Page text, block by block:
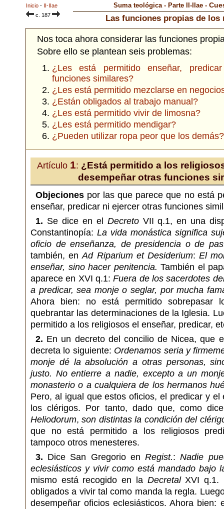
Inicio - II-IIae
c. 187
Suma teológica - Parte II-IIae -
Las funciones propias de los
Nos toca ahora considerar las funciones
Sobre ello se plantean seis problemas:
¿Les está permitido enseñar,
funciones similares?
¿Les está permitido mezclarse en
¿Están obligados al trabajo manual?
¿Les está permitido vivir de limosna?
¿Les está permitido mendigar?
¿Pueden utilizar ropa peor que los demás?
Artículo 1: ¿Está permitido a los
desempeñar otras funciones
Objeciones por las que parece que no está
enseñar, predicar ni ejercer otras funciones
1. Se dice en el DecretoVII q.1, en una
Constantinopía: La vida monástica significa
oficio de enseñanza, de presidencia o de
también, enAd Riparium et Desiderium:El
enseñar, sino hacer penitencia. También el
aparece en XVI q.1:Fuera de los sacerdotes
a predicar, sea monje o seglar, por mucha
Ahora bien: no está permitido sobrepasar
quebrantar las determinaciones de la Iglesia.
permitido a los religiosos el enseñar, predicar,
2. En un decreto del concilio de Nicea, que
decreta lo siguiente: Ordenamos seria y
monje dé la absolución a otras personas,
justo. No entierre a nadie, excepto a un
monasterio o a cualquiera de los hermanos
Pero, al igual que estos oficios, el predicar y el
los clérigos. Por tanto, dado que, como
Heliodorum,son distintas la condición del
que no está permitido a los religiosos
tampoco otros menesteres.
3. Dice San Gregorio enRegist.:Nadie
eclesiásticos y vivir como está mandado bajo
mismo está recogido en la DecretalXVI q.1.
obligados a vivir tal como manda la regla.
desempeñar oficios eclesiásticos. Ahora bien: